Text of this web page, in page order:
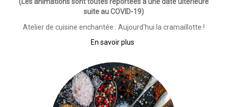
(Les animations sont toutes reportées à une date ultérieure
suite au COVID-19)
Atelier de cuisine enchantée : Aujourd'hui la cramaillotte !
En savoir plus
enchantée
:
La
cramaillotte